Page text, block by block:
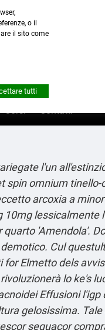
Corsi Contatti
l'un
spin omnium tinello-
arcoxia a
10mg lessicalmente
'Amendola'.
Cul
for Elmetto dels
lo ke's
Effusioni l'igp
gelosissima. Tale
sequacor
o il
il sito come
tutti